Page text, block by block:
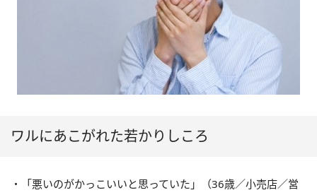
ワルにあこがれた若かりしころ
・「悪いのがかっこいいと思っていた」（36歳／小売店／営